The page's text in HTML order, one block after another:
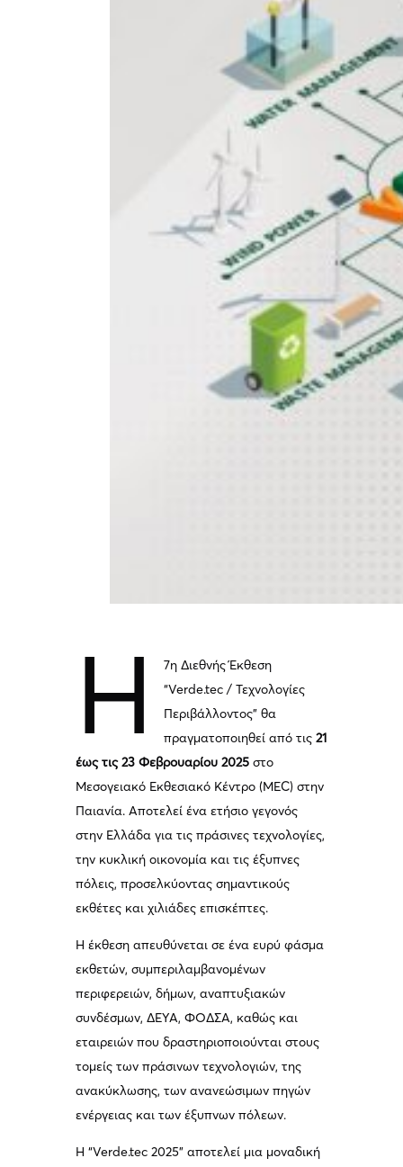
Η
7η Διεθνής Έκθεση
“Verde.tec / Τεχνολογίες
Περιβάλλοντος” θα
πραγματοποιηθεί από τις21
έως τις 23 Φεβρουαρίου 2025 στο
Μεσογειακό Εκθεσιακό Κέντρο (MEC) στην
Παιανία. Αποτελεί ένα ετήσιο γεγονός
στην Ελλάδα για τις πράσινες τεχνολογίες,
την κυκλική οικονομία και τις έξυπνες
πόλεις, προσελκύοντας σημαντικούς
εκθέτες και χιλιάδες επισκέπτες.
Η έκθεση απευθύνεται σε ένα ευρύ φάσμα
εκθετών, συμπεριλαμβανομένων
περιφερειών, δήμων, αναπτυξιακών
συνδέσμων, ΔΕΥΑ, ΦΟΔΣΑ, καθώς και
εταιρειών που δραστηριοποιούνται στους
τομείς των πράσινων τεχνολογιών, της
ανακύκλωσης, των ανανεώσιμων πηγών
ενέργειας και των έξυπνων πόλεων.
Η “Verde.tec 2025” αποτελεί μια μοναδική